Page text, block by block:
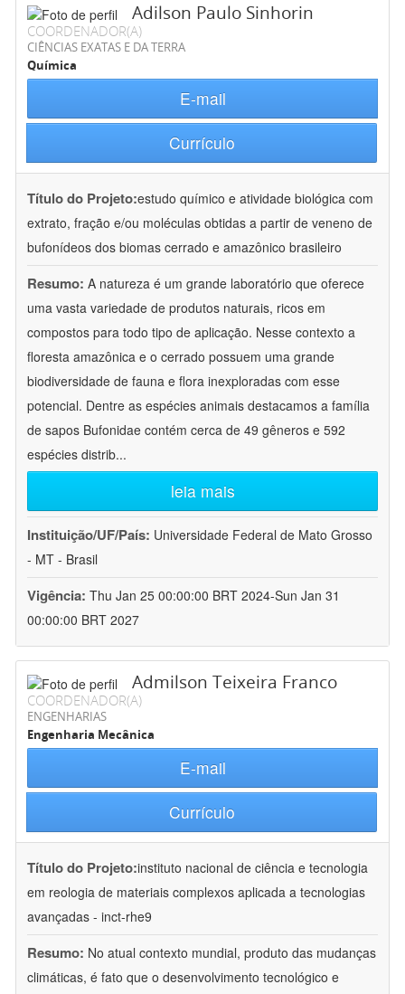
Adilson Paulo Sinhorin
COORDENADOR(A)
CIÊNCIAS EXATAS E DA TERRA
Química
E-mail
Currículo
Título do Projeto:estudo químico e atividade biológica com
extrato, fração e/ou moléculas obtidas a partir de veneno de
bufonídeos dos biomas cerrado e amazônico brasileiro
Resumo: A natureza é um grande laboratório que oferece
uma vasta variedade de produtos naturais, ricos em
compostos para todo tipo de aplicação. Nesse contexto a
floresta amazônica e o cerrado possuem uma grande
biodiversidade de fauna e flora inexploradas com esse
potencial. Dentre as espécies animais destacamos a família
de sapos Bufonidae contém cerca de 49 gêneros e 592
espécies distrib...
leia mais
Instituição/UF/País: Universidade Federal de Mato Grosso
- MT - Brasil
Vigência: Thu Jan 25 00:00:00 BRT 2024-Sun Jan 31
00:00:00 BRT 2027
Admilson Teixeira Franco
COORDENADOR(A)
ENGENHARIAS
Engenharia Mecânica
E-mail
Currículo
Título do Projeto:instituto nacional de ciência e tecnologia
em reologia de materiais complexos aplicada a tecnologias
avançadas - inct-rhe9
Resumo: No atual contexto mundial, produto das mudanças
climáticas, é fato que o desenvolvimento tecnológico e